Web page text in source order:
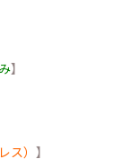
】
） 】